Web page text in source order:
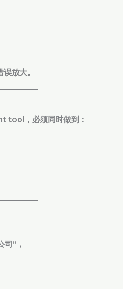
放大。
tool，必须同时做到：
”，